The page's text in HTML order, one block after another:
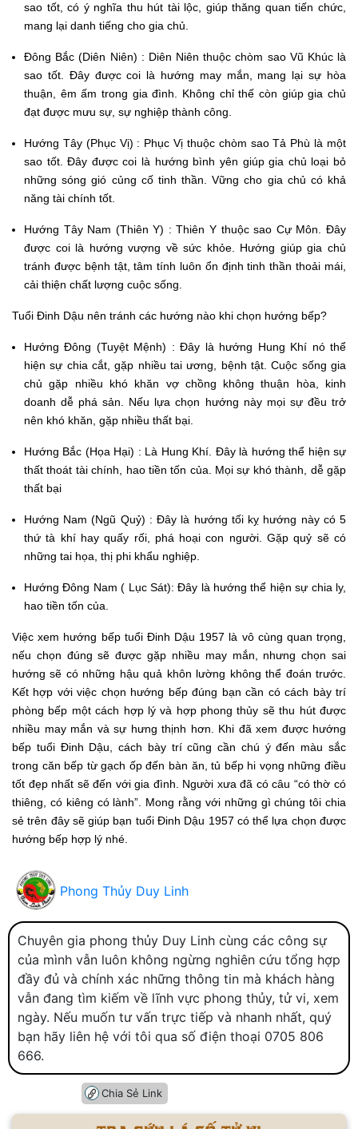
sao tốt, có ý nghĩa thu hút tài lộc, giúp thăng quan tiến chức,
mang lại danh tiếng cho gia chủ.
Đông Bắc (Diên Niên) : Diên Niên thuộc chòm sao Vũ Khúc là
sao tốt. Đây được coi là hướng may mắn, mang lại sự hòa
thuận, êm ấm trong gia đình. Không chỉ thế còn giúp gia chủ
đạt được mưu sự, sự nghiệp thành công.
Hướng Tây (Phục Vị) : Phục Vị thuộc chòm sao Tả Phù là một
sao tốt. Đây được coi là hướng bình yên giúp gia chủ loại bỏ
những sóng gió củng cố tinh thần. Vững cho gia chủ có khả
năng tài chính tốt.
Hướng Tây Nam (Thiên Y) : Thiên Y thuộc sao Cự Môn. Đây
được coi là hướng vượng về sức khỏe. Hướng giúp gia chủ
tránh được bệnh tật, tâm tính luôn ổn định tinh thần thoải mái,
cải thiện chất lượng cuộc sống.
Tuổi Đinh Dậu nên tránh các hướng nào khi chọn hướng bếp?
Hướng Đông (Tuyệt Mệnh) : Đây là hướng Hung Khí nó thể
hiện sự chia cắt, gặp nhiều tai ương, bệnh tật. Cuộc sống gia
chủ gặp nhiều khó khăn vợ chồng không thuận hòa, kinh
doanh dễ phá sản. Nếu lựa chọn hướng này mọi sự đều trở
nên khó khăn, gặp nhiều thất bại.
Hướng Bắc (Họa Hại) : Là Hung Khí. Đây là hướng thể hiện sự
thất thoát tài chính, hao tiền tốn của. Mọi sự khó thành, dễ gặp
thất bại
Hướng Nam (Ngũ Quỷ) : Đây là hướng tối kỵ hướng này có 5
thứ tà khí hay quấy rối, phá hoại con người. Gặp quỷ sẽ có
những tai họa, thị phi khẩu nghiệp.
Hướng Đông Nam ( Lục Sát): Đây là hướng thể hiện sự chia ly,
hao tiền tốn của.
Việc xem hướng bếp tuổi Đinh Dậu 1957 là vô cùng quan trọng,
nếu chọn đúng sẽ được gặp nhiều may mắn, nhưng chọn sai
hướng sẽ có những hậu quả khôn lường không thể đoán trước.
Kết hợp với việc chọn hướng bếp đúng bạn cần có cách bày trí
phòng bếp một cách hợp lý và hợp phong thủy sẽ thu hút được
nhiều may mắn và sự hưng thịnh hơn. Khi đã xem được hướng
bếp tuổi Đinh Dậu, cách bày trí cũng cần chú ý đến màu sắc
trong căn bếp từ gạch ốp đến bàn ăn, tủ bếp hi vọng những điều
tốt đẹp nhất sẽ đến với gia đình. Người xưa đã có câu “có thờ có
thiêng, có kiêng có lành”. Mong rằng với những gì chúng tôi chia
sẻ trên đây sẽ giúp bạn tuổi Đinh Dậu 1957 có thể lựa chọn được
hướng bếp hợp lý nhé.
Phong Thủy Duy Linh
Chuyên gia phong thủy Duy Linh cùng các công sự
của mình vẫn luôn không ngừng nghiên cứu tổng hợp
đầy đủ và chính xác những thông tin mà khách hàng
vẫn đang tìm kiếm về lĩnh vực phong thủy, tử vi, xem
ngày. Nếu muốn tư vấn trực tiếp và nhanh nhất, quý
bạn hãy liên hệ với tôi qua số điện thoại 0705 806
666.
Chia Sẻ Link